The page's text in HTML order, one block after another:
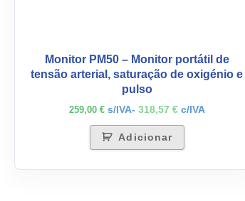
Monitor PM50 – Monitor portátil de
tensão arterial, saturação de oxigénio e
pulso
259,00 € s/IVA- 318,57 €c/IVA
Adicionar